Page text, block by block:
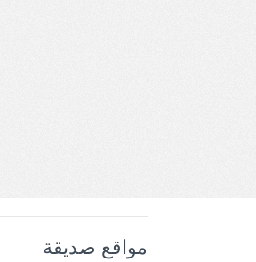
مواقع صديقة